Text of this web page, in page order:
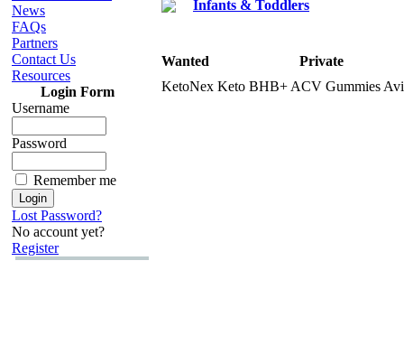
News
FAQs
Partners
Contact Us
Resources
Login Form
Username
Password
Remember me
Lost Password?
No account yet?
Register
Infants & Toddlers
Wanted
Private
KetoNex Keto BHB+ ACV Gummies